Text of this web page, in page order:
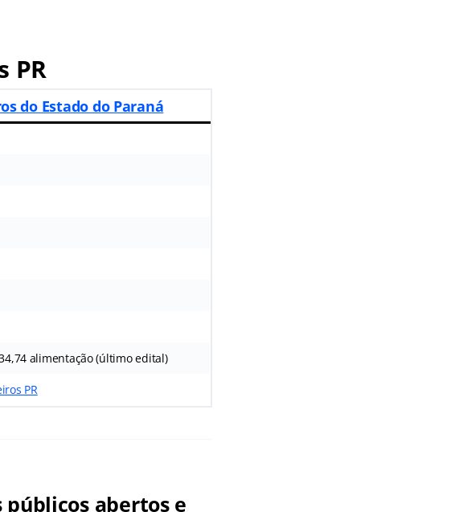
PR
do Estado do Paraná
alimentação (último edital)
PR
abertos e